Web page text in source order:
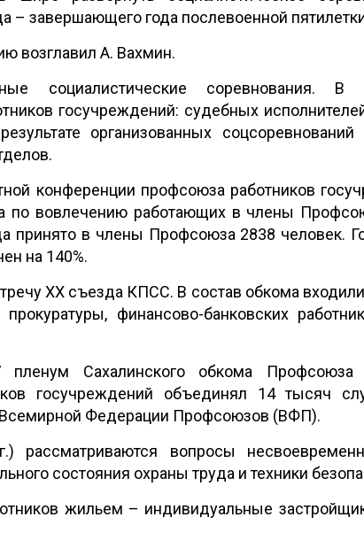
– завершающего года послевоенной
возглавил А. Вахмин.
социалистические соревнования. В
госучреждений: судебных
организованных соцсоревнований
конференции профсоюза работников
по вовлечению работающих в члены
принято в члены Профсоюза 2838 человек.
на 140%.
ХХ съезда КПСС. В состав обкома
финансово-банковских
Сахалинского обкома Профсоюза
госучреждений объединял 14 тысяч
Федерации Профсоюзов (ВФП).
рассматриваются вопросы
состояния охраны труда и техники
жильем – индивидуальные